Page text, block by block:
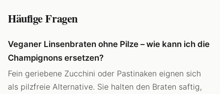
Häufige Fragen
Veganer Linsenbraten ohne Pilze – wie kann ich die
Champignons ersetzen?
Fein geriebene Zucchini oder Pastinaken eignen sich
als pilzfreie Alternative. Sie halten den Braten saftig,